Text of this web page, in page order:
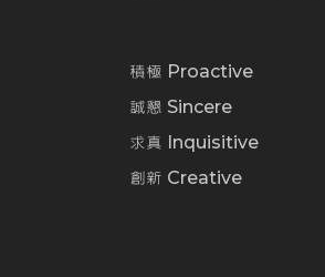
積極 Proactive
誠懇 Sincere
求真 Inquisitive
創新 Creative